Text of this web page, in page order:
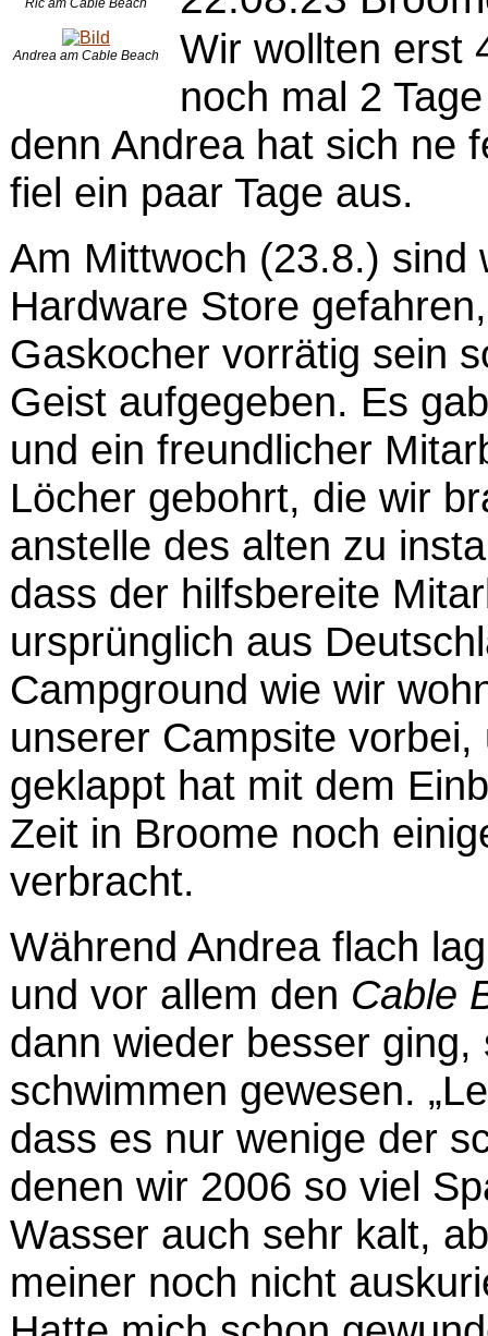
Ric am Cable Beach
Andrea am Cable Beach
Wir wollten erst
noch mal 2
denn Andrea hat sich ne
fiel ein paar Tage aus.
Am Mittwoch (23.8.)
Hardware Store
Gaskocher vorrätig sein
Geist aufgegeben. Es
und ein freundlicher
Löcher gebohrt, die wir
anstelle des alten zu
dass der hilfsbereite
ursprünglich aus
Campground wie wir
unserer Campsite
geklappt hat mit dem
Zeit in Broome noch
verbracht.
Während Andrea flach
und vor allem den Cable
dann wieder besser
schwimmen gewesen.
dass es nur wenige der
denen wir 2006 so viel
Wasser auch sehr kalt,
meiner noch nicht